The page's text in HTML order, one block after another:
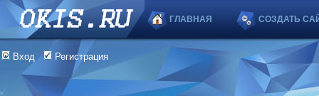
ГЛАВНАЯ СОЗДАТЬ
Вход Регистрация